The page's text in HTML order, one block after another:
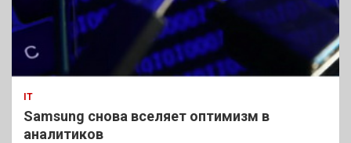
IT
Samsung снова вселяет оптимизм в
аналитиков